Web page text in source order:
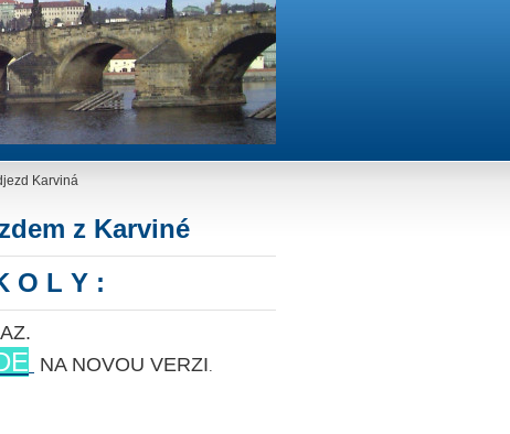
Karviná
z Karviné
O L Y :
NA NOVOU VERZI.